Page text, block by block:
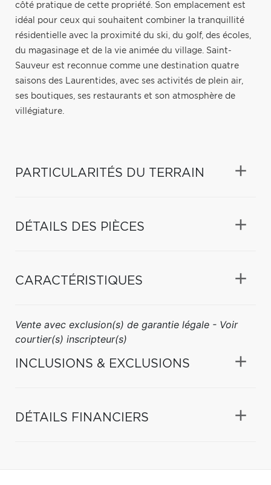
côté pratique de cette propriété. Son emplacement est
idéal pour ceux qui souhaitent combiner la tranquillité
résidentielle avec la proximité du ski, du golf, des écoles,
du magasinage et de la vie animée du village. Saint-
Sauveur est reconnue comme une destination quatre
saisons des Laurentides, avec ses activités de plein air,
ses boutiques, ses restaurants et son atmosphère de
villégiature.
PARTICULARITÉS DU TERRAIN
DÉTAILS DES PIÈCES
CARACTÉRISTIQUES
Vente avec exclusion(s) de garantie légale - Voir
courtier(s) inscripteur(s)
INCLUSIONS & EXCLUSIONS
DÉTAILS FINANCIERS